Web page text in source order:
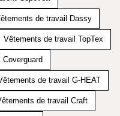
de travail Dassy
Vêtements de travail TopTex
de travail G-HEAT
de travail Craft